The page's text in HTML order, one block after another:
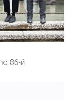
86-й